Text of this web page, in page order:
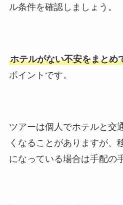
ル条件を確認しましょう。
ホテルがない不安をまとめ
ポイントです。
ツアーは個人でホテルと交
くなることがありますが、
になっている場合は手配の